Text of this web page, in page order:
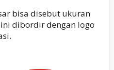
bisa disebut ukuran
dibordir dengan logo